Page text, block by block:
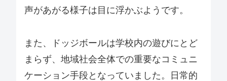
声があがる様子は目に浮かぶようです。
また、ドッジボールは学校内の遊びにとど
まらず、地域社会全体での重要なコミュニ
ケーション手段となっていました。日常的